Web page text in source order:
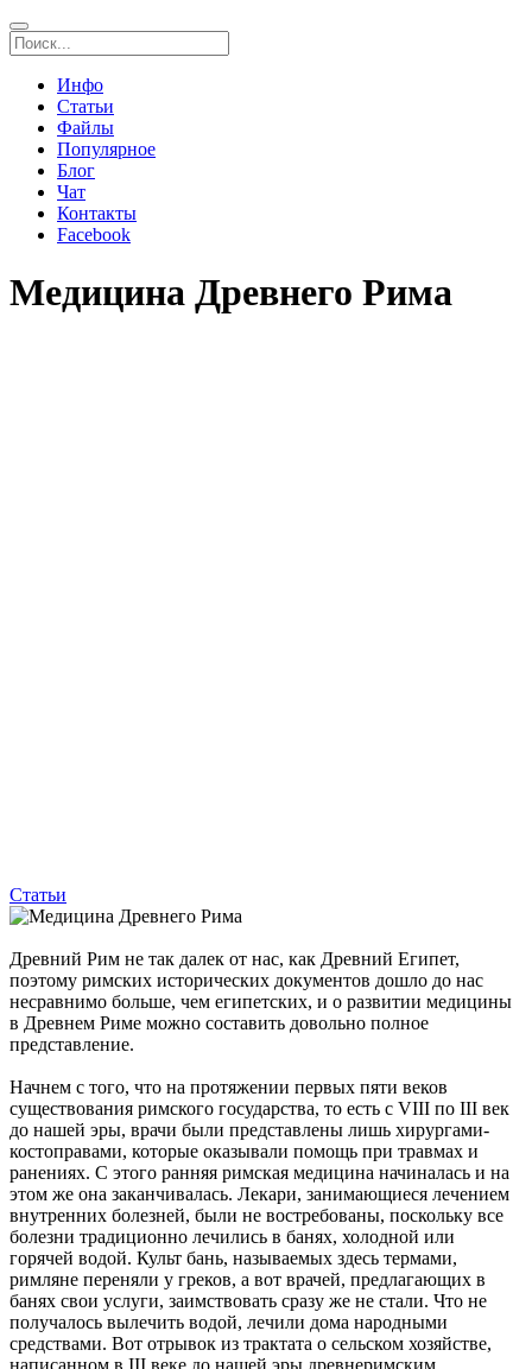
Инфо
Статьи
Файлы
Популярное
Блог
Чат
Контакты
Facebook
Медицина Древнего Рима
Статьи
Древний Рим не так далек от нас, как Древний Египет,
поэтому римских исторических документов дошло до нас
несравнимо больше, чем египетских, и о развитии медицины
в Древнем Риме можно составить довольно полное
представление.
Начнем с того, что на протяжении первых пяти веков
существования римского государства, то есть с VIII по III век
до нашей эры, врачи были представлены лишь хирургами-
костоправами, которые оказывали помощь при травмах и
ранениях. С этого ранняя римская медицина начиналась и на
этом же она заканчивалась. Лекари, занимающиеся лечением
внутренних болезней, были не востребованы, поскольку все
болезни традиционно лечились в банях, холодной или
горячей водой. Культ бань, называемых здесь термами,
римляне переняли у греков, а вот врачей, предлагающих в
банях свои услуги, заимствовать сразу же не стали. Что не
получалось вылечить водой, лечили дома народными
средствами. Вот отрывок из трактата о сельском хозяйстве,
написанном в III веке до нашей эры древнеримским